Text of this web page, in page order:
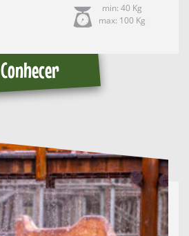
min: 40 Kg
max: 100 Kg
Conhecer